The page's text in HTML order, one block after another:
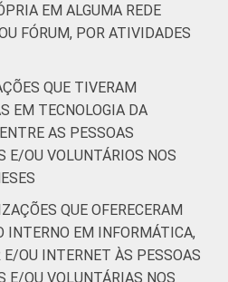
EM ALGUMA REDE
FÓRUM, POR ATIVIDADES
QUE TIVERAM
EM TECNOLOGIA DA
AS PESSOAS
E/OU VOLUNTÁRIOS NOS
QUE OFERECERAM
INTERNO EM INFORMÁTICA,
OU INTERNET ÀS PESSOAS
E/OU VOLUNTÁRIAS NOS